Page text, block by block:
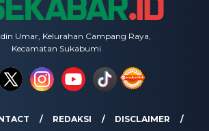
Umar, Kelurahan Campang Raya,
Kecamatan Sukabumi
REDAKSI
DISCLAIMER